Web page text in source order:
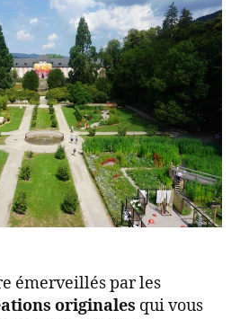
émerveillés par les
originales qui vous